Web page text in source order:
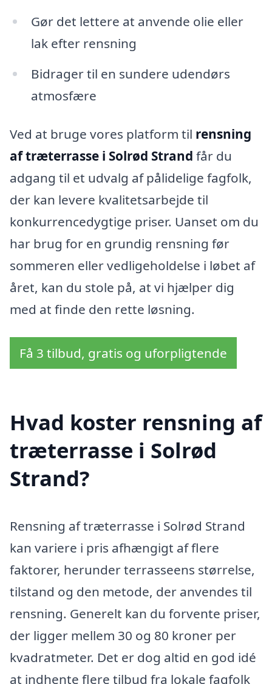
Gør det lettere at anvende olie eller
lak efter rensning
Bidrager til en sundere udendørs
atmosfære
Ved at bruge vores platform til rensning
af træterrasse i Solrød Strand får du
adgang til et udvalg af pålidelige fagfolk,
der kan levere kvalitetsarbejde til
konkurrencedygtige priser. Uanset om du
har brug for en grundig rensning før
sommeren eller vedligeholdelse i løbet af
året, kan du stole på, at vi hjælper dig
med at finde den rette løsning.
Få 3 tilbud, gratis og uforpligtende
Hvad koster rensning af
træterrasse i Solrød
Strand?
Rensning af træterrasse i Solrød Strand
kan variere i pris afhængigt af flere
faktorer, herunder terrasseens størrelse,
tilstand og den metode, der anvendes til
rensning. Generelt kan du forvente priser,
der ligger mellem 30 og 80 kroner per
kvadratmeter. Det er dog altid en god idé
at indhente flere tilbud fra lokale fagfolk